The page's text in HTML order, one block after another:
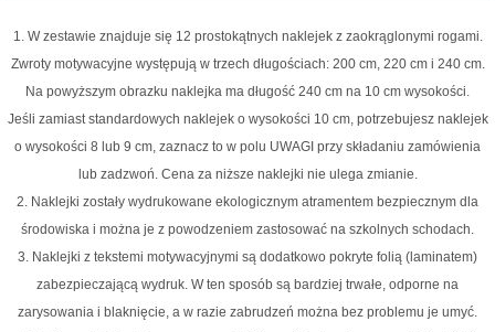
1. W zestawie znajduje się 12 prostokątnych naklejek z zaokrąglonymi rogami.
Zwroty motywacyjne występują w trzech długościach: 200 cm, 220 cm i 240 cm.
Na powyższym obrazku naklejka ma długość 240 cm na 10 cm wysokości.
Jeśli zamiast standardowych naklejek o wysokości 10 cm, potrzebujesz naklejek
o wysokości 8 lub 9 cm, zaznacz to w polu UWAGI przy składaniu zamówienia
lub zadzwoń. Cena za niższe naklejki nie ulega zmianie.
2. Naklejki zostały wydrukowane ekologicznym atramentem bezpiecznym dla
środowiska i można je z powodzeniem zastosować na szkolnych schodach.
3. Naklejki z tekstemi motywacyjnymi są dodatkowo pokryte folią (laminatem)
zabezpieczającą wydruk. W ten sposób są bardziej trwałe, odporne na
zarysowania i blaknięcie, a w razie zabrudzeń można bez problemu je umyć.